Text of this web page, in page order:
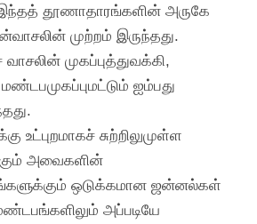
தூணாதாரங்களின் அருகே
முற்றம் இருந்தது.
வாசலின் முகப்புத்துவக்கி,
மண்டபமுகப்புமட்டும் ஐம்பது
உட்புறமாகச் சுற்றிலுமுள்ள
அவைகளின்
ஒடுக்கமான ஜன்னல்கள்
அப்படியே